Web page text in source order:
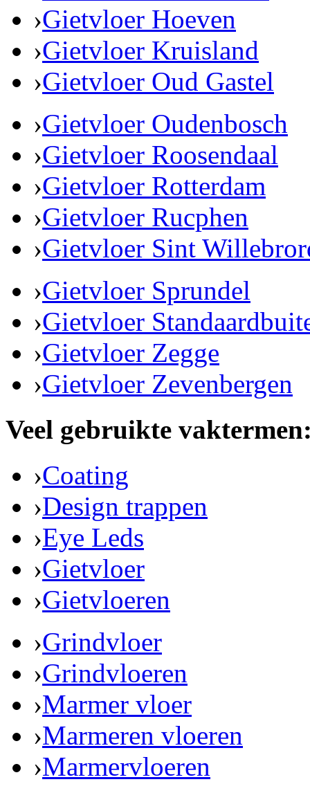
›Gietvloer Hoeven
›Gietvloer Kruisland
›Gietvloer Oud Gastel
›Gietvloer Oudenbosch
›Gietvloer Roosendaal
›Gietvloer Rotterdam
›Gietvloer Rucphen
›Gietvloer Sint
›Gietvloer Sprundel
›Gietvloer
›Gietvloer Zegge
›Gietvloer Zevenbergen
Veel gebruikte
›Coating
›Design trappen
›Eye Leds
›Gietvloer
›Gietvloeren
›Grindvloer
›Grindvloeren
›Marmer vloer
›Marmeren vloeren
›Marmervloeren